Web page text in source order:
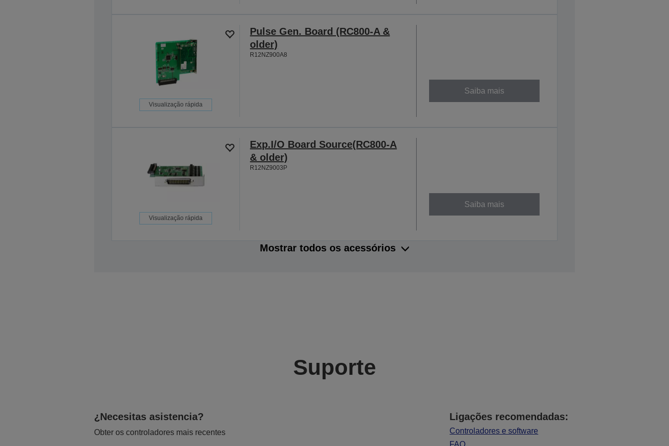
Visualização rápida
Pulse Gen. Board (RC800-A &
older)
R12NZ900A8
Saiba mais
Visualização rápida
Exp.I/O Board Source(RC800-A
& older)
R12NZ9003P
Saiba mais
Mostrar todos os acessórios
Suporte
¿Necesitas asistencia?
Obter os controladores mais recentes
Ligações recomendadas:
Controladores e software